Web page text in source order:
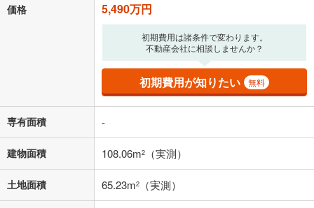
上、ご自身での入力をお願いいたします。初期設定で自動入力されてい
る値は、実際の金融機関等における貸出金利とは何ら関係がなく、実際
の金融機関等における貸出金利を何ら保証するものではありません。返
済方法「元利均等返済」にて算出しております。入力された金利を35年
適用した場合の計算結果を表示しています。
その他月額費用や、初期費用がかかります。ご注意ください。実際にお
借り入れの際は各金融機関等に、必ずご自身でご確認をお願いいたしま
す。
条件によってお借り入れができないことがあります。
不動産会社に購入相談をする
閉じる
価格 5,490万円
初期費用は諸条件で変わります。
不動産会社に相談しませんか？
初期費用が知りたい 無料
専有面積 -
建物面積 108.06m2 （実測）
土地面積 65.23m2 （実測）